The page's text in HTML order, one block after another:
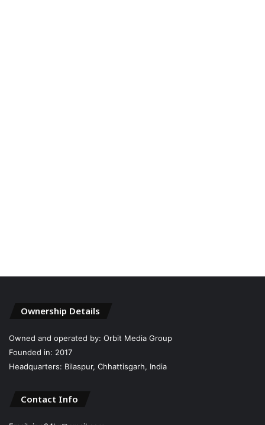
Ownership Details
Owned and operated by: Orbit Media Group
Founded in: 2017
Headquarters: Bilaspur, Chhattisgarh, India
Contact Info